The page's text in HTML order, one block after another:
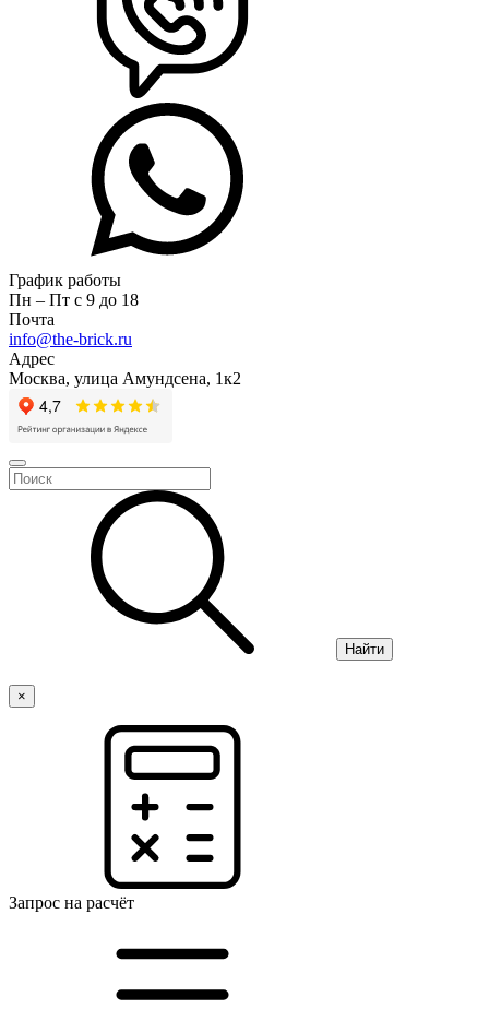
График работы
Пн – Пт с 9 до 18
Почта
info@the-brick.ru
Адрес
Москва, улица Амундсена, 1к2
Найти
×
Запрос на расчёт